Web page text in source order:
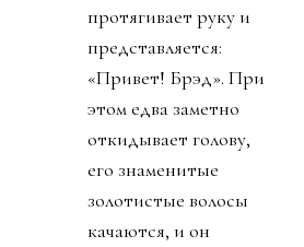
протягивает руку и
представляется:
«Привет! Брэд». При
этом едва заметно
откидывает голову,
его знаменитые
золотистые волосы
качаются, и он